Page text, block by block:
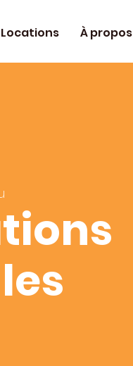
Locations À propos